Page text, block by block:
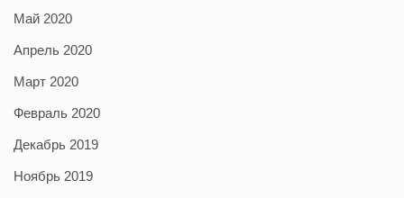
Май 2020
Апрель 2020
Март 2020
Февраль 2020
Декабрь 2019
Ноябрь 2019